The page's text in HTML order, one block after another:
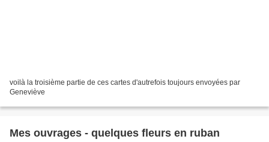
voilà la troisième partie de ces cartes d'autrefois toujours envoyées par
Geneviève
Mes ouvrages - quelques fleurs en ruban